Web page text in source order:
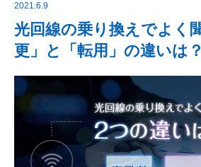
監修者一覧
Smafi WiMAX
GMOとくとくBB
Wi-Fi（WiMAX）レンタル
2021.6.9
光回線の乗り換えでよく聞く「事業者変
更」と「転用」の違いは？